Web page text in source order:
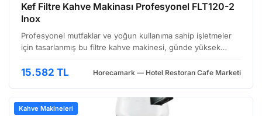
Kef Filtre Kahve Makinası Profesyonel FLT120-2
Inox
Profesyonel mutfaklar ve yoğun kullanıma sahip işletmeler
için tasarlanmış bu filtre kahve makinesi, günde yüksek
üretilmiştir. Dayanıklı paslanmaz çelik gövdesi, uzun öm…
15.582 TL Horecamark — Hotel Restoran Cafe Marketi
Kahve Makineleri